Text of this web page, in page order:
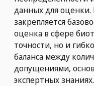
данных для оценки.
закрепляется
оценка в сфере
точности, но и
баланса между
допущениями,
экспертных знаниях.